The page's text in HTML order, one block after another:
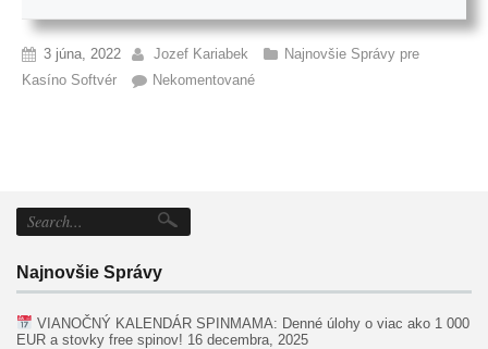
3 júna, 2022 Jozef Kariabek
Najnovšie Správy pre
Kasíno Softvér
Nekomentované
Najnovšie Správy
VIANOČNÝ KALENDÁR SPINMAMA: Denné úlohy o viac ako 1 000
EUR a stovky free spinov! 16 decembra, 2025